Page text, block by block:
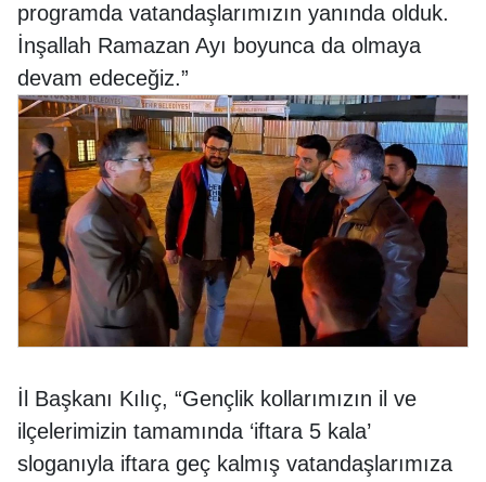
programda vatandaşlarımızın yanında olduk.
İnşallah Ramazan Ayı boyunca da olmaya
devam edeceğiz.”
İl Başkanı Kılıç, “Gençlik kollarımızın il ve
ilçelerimizin tamamında ‘iftara 5 kala’
sloganıyla iftara geç kalmış vatandaşlarımıza